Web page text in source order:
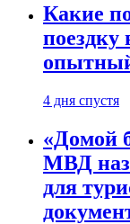
Какие
поездку
4 дня спустя
«Домой
МВД
для